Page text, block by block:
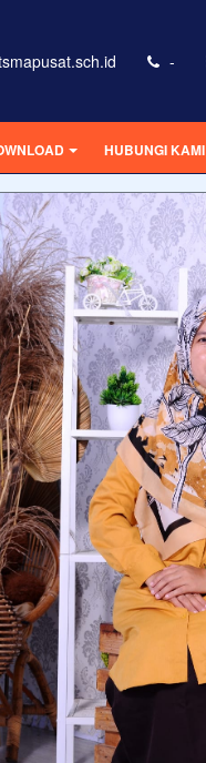
-
HUBUNGI KAMI